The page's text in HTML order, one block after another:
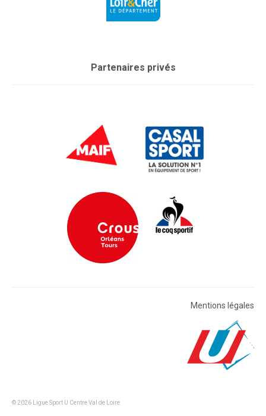
Partenaires privés
Mentions légales
© 2026 Ligue Sport U Centre Val de Loire